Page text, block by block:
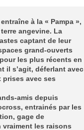
à la « Pampa »,
angevine. La
captant de leur
grand-ouverts
les plus récents en
il s’agit, déferlant avec
avec ses
amis depuis
entrainés par les
gage de
les raisons